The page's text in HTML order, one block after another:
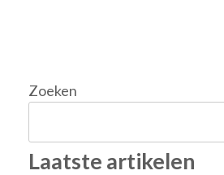
Zoeken
Laatste artikelen